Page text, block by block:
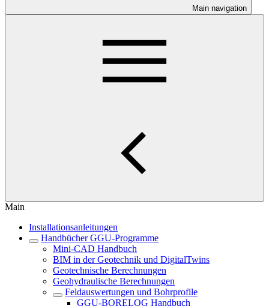
Main navigation
Main
Installationsanleitungen
Handbücher GGU-Programme
Mini-CAD Handbuch
BIM in der Geotechnik und DigitalTwins
Geotechnische Berechnungen
Geohydraulische Berechnungen
Feldauswertungen und Bohrprofile
GGU-BORELOG Handbuch